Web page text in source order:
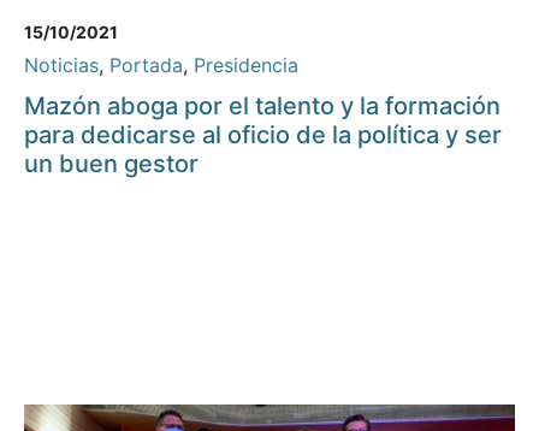
15/10/2021
Noticias, Portada, Presidencia
Mazón aboga por el talento y la formación
para dedicarse al oficio de la política y ser
un buen gestor